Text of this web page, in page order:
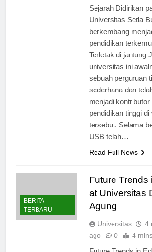
Education in
Sejarah Didirikan
Universitas Setia
berkembang
pendidikan
Terletak di jantung
universitas ini
sebuah perguruan
sederhana dan
menjadi kontributor
pendidikan tinggi di
tersebut. Selama
BERITA
Future Trends
at Universitas
Agung
Universitas
4